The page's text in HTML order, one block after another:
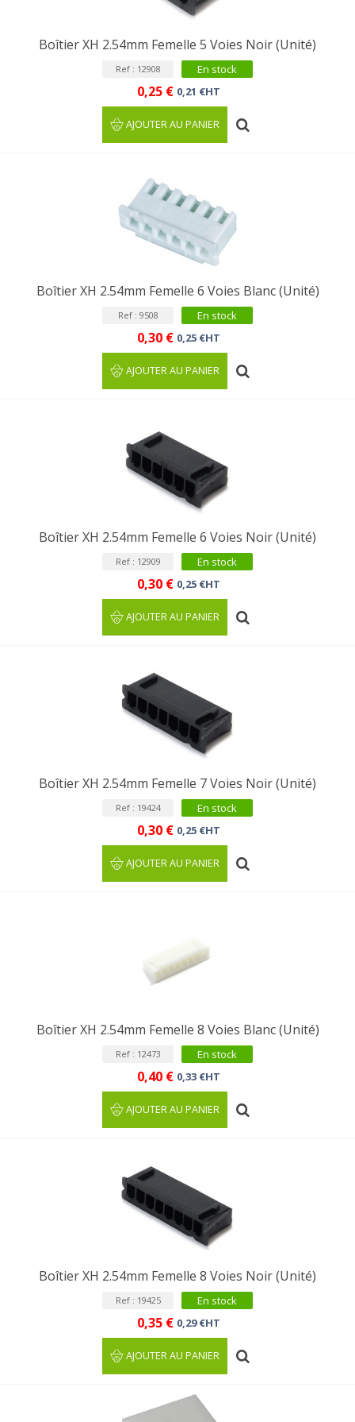
Boîtier XH 2.54mm Femelle 5 Voies Noir (Unité)
Ref : 12908 En stock
0,25 € 0,21 €HT
AJOUTER AU PANIER
Boîtier XH 2.54mm Femelle 6 Voies Blanc (Unité)
Ref : 9508 En stock
0,30 € 0,25 €HT
AJOUTER AU PANIER
Boîtier XH 2.54mm Femelle 6 Voies Noir (Unité)
Ref : 12909 En stock
0,30 € 0,25 €HT
AJOUTER AU PANIER
Boîtier XH 2.54mm Femelle 7 Voies Noir (Unité)
Ref : 19424 En stock
0,30 € 0,25 €HT
AJOUTER AU PANIER
Boîtier XH 2.54mm Femelle 8 Voies Blanc (Unité)
Ref : 12473 En stock
0,40 € 0,33 €HT
AJOUTER AU PANIER
Boîtier XH 2.54mm Femelle 8 Voies Noir (Unité)
Ref : 19425 En stock
0,35 € 0,29 €HT
AJOUTER AU PANIER